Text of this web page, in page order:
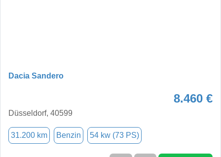
Dacia Sandero
8.460 €
Düsseldorf, 40599
31.200 km Benzin 54 kw (73 PS)